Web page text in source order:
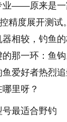
业——原来是一
精度展开测试
器相较，钓鱼
那一环：鱼
爱好者热烈追
里呀？
号最适合野钓